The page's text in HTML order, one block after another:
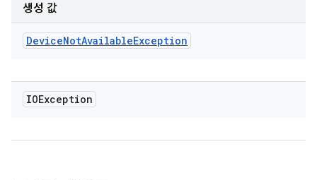
생성 값
DeviceNotAvailableException
IOException